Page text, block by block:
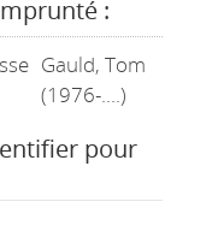
:
Gauld, Tom
(1976-....)
pour